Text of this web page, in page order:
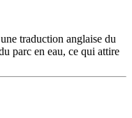
traduction anglaise du
parc en eau, ce qui attire